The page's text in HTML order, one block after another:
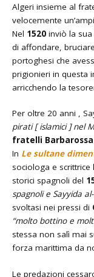
Algeri insieme al
velocemente
Nel 1520 inviò la
di affondare,
portoghesi che
prigionieri in questa
arricchendo la
Per oltre 20 anni ,
pirati [ islamici ] nel
fratelli Barbarossa
In Le sultane
sociologa e scrittrice
storici spagnoli del
spagnoli e Sayyida
svoltasi nei pressi di
“molto bottino e
stessa non salì mai
forza marittima da
Le predazioni